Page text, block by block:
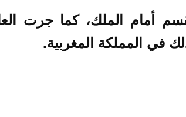
الوزراء الـ24 القسم أمام الملك، كما
في المملكة المغربية.